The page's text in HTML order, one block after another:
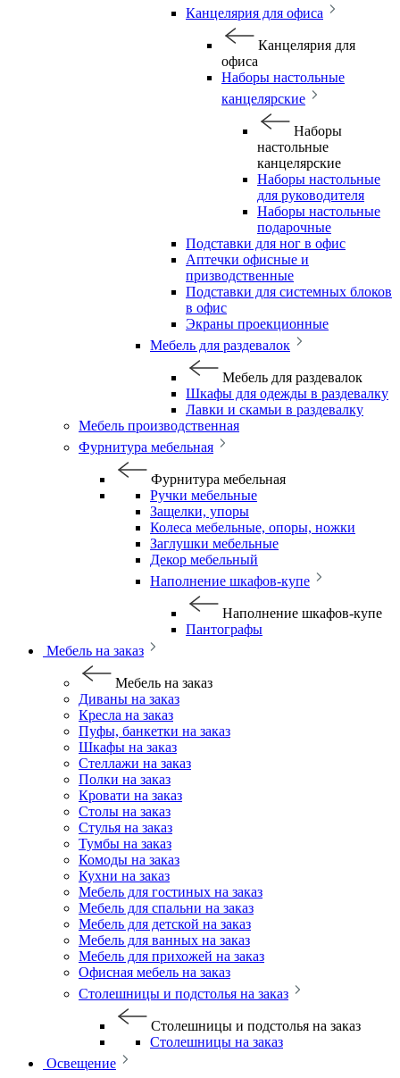
Канцелярия для офиса
Канцелярия для
офиса
Наборы настольные
канцелярские
Наборы
настольные
канцелярские
Наборы настольные
для руководителя
Наборы настольные
подарочные
Подставки для ног в офис
Аптечки офисные и
призводственные
Подставки для системных блоков
в офис
Экраны проекционные
Мебель для раздевалок
Мебель для раздевалок
Шкафы для одежды в раздевалку
Лавки и скамьи в раздевалку
Мебель производственная
Фурнитура мебельная
Фурнитура мебельная
Ручки мебельные
Защелки, упоры
Колеса мебельные, опоры, ножки
Заглушки мебельные
Декор мебельный
Наполнение шкафов-купе
Наполнение шкафов-купе
Пантографы
Мебель на заказ
Мебель на заказ
Диваны на заказ
Кресла на заказ
Пуфы, банкетки на заказ
Шкафы на заказ
Стеллажи на заказ
Полки на заказ
Кровати на заказ
Столы на заказ
Стулья на заказ
Тумбы на заказ
Комоды на заказ
Кухни на заказ
Мебель для гостиных на заказ
Мебель для спальни на заказ
Мебель для детской на заказ
Мебель для ванных на заказ
Мебель для прихожей на заказ
Офисная мебель на заказ
Столешницы и подстолья на заказ
Столешницы и подстолья на заказ
Столешницы на заказ
Освещение